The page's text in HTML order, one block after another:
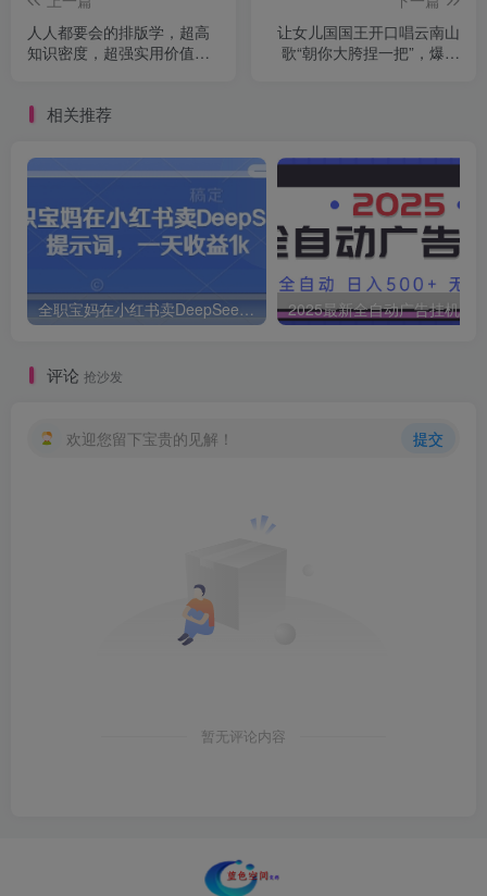
人人都要会的排版学，超高
知识密度，超强实用价值，
让女儿国国王开口唱云南山
歌“朝你大胯捏一把”，爆笑
相关推荐
全职宝妈在小红书卖DeepSeek提示词，一天收益1k
评论 抢沙发
欢迎您留下宝贵的见解！ 提交
暂无评论内容